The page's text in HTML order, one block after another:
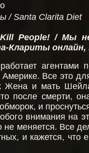
/ Santa Clarita Diet
People! / Мы
Клариты
агентами
Все это
Жена и мать
после смерти,
и
внимания на
не меняется. Все
и кажется, что